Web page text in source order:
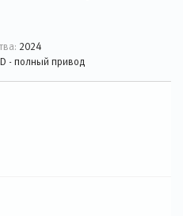
2024
- полный привод